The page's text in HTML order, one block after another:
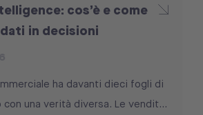
cos’è e come
in decisioni
ha davanti dieci fogli di
con una verità diversa. Le vendit...